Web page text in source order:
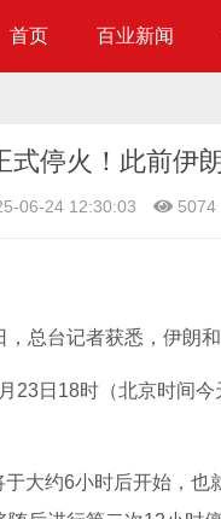
首页 百业新闻
06-24 12:30:03 5074
总台记者获悉，伊朗
23日18时（北京时间
大约6小时后开始，